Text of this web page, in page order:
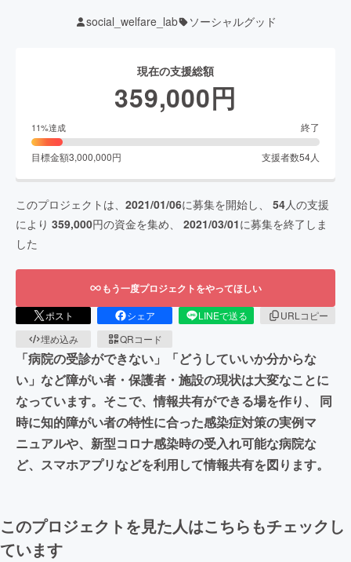
social_welfare_lab ソーシャルグッド
現在の支援総額
359,000円
11%達成 終了
目標金額3,000,000円 支援者数54人
このプロジェクトは、 2021/01/06に募集を開始し、 54人の支援
により 359,000円の資金を集め、 2021/03/01に募集を終了しま
した
もう一度プロジェクトをやってほしい
ポスト シェア LINEで送る
URLコピー
埋め込み
QRコード
「病院の受診ができない」「どうしていいか分からな
い」など障がい者・保護者・施設の現状は大変なことに
なっています。そこで、情報共有ができる場を作り、 同
時に知的障がい者の特性に合った感染症対策の実例マ
ニュアルや、新型コロナ感染時の受入れ可能な病院な
ど、スマホアプリなどを利用して情報共有を図ります。
このプロジェクトを見た人はこちらもチェックし
ています